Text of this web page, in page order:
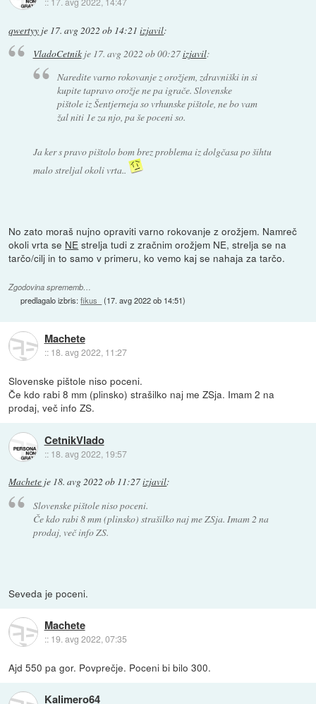
qwertyy je 17. avg 2022 ob 14:21 izjavil:
VladoCetnikje 17. avg 2022 ob 00:27izjavil:
Naredite varno rokovanje z orožjem, zdravniški in si
kupite tapravo orožje ne pa igrače. Slovenske
pištole iz Šentjerneja so vrhunske pištole, ne bo vam
žal niti 1e za njo, pa še poceni so.
Ja ker s pravo pištolo bom brez problema iz dolgčasa po šihtu
malo streljal okoli vrta..
No zato moraš nujno opraviti varno rokovanje z orožjem. Namreč
okoli vrta se NE strelja tudi z zračnim orožjem NE, strelja se na
tarčo/cilj in to samo v primeru, ko vemo kaj se nahaja za tarčo.
Zgodovina sprememb…
predlagalo izbris:fikus_ (17. avg 2022 ob 14:51)
Machete
:: 18. avg 2022, 11:27
Slovenske pištole niso poceni.
Če kdo rabi 8 mm (plinsko) strašilko naj me ZSja. Imam 2 na
prodaj, več info ZS.
CetnikVlado
:: 18. avg 2022, 19:57
Machete je 18. avg 2022 ob 11:27izjavil:
Slovenske pištole niso poceni.
Če kdo rabi 8 mm (plinsko) strašilko naj me ZSja. Imam 2 na
prodaj, več info ZS.
Seveda je poceni.
Machete
:: 19. avg 2022, 07:35
Ajd 550 pa gor. Povprečje. Poceni bi bilo 300.
Kalimero64